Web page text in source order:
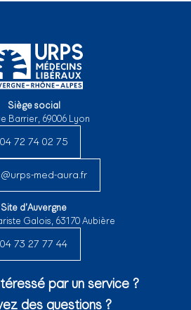
Siège social
Barrier, 69006 Lyon
04 72 74 02 75
med-aura.fr
Site d’Auvergne
Galois, 63170 Aubière
04 73 27 77 44
par un service ?
des questions ?